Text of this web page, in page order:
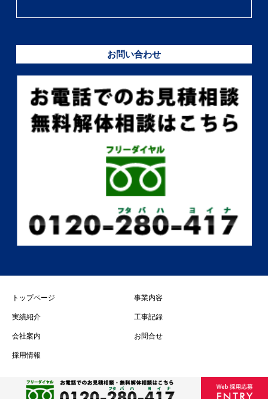
お問い合わせ
トップページ 事業内容
実績紹介 工事記録
会社案内 お問合せ
採用情報
Copyright 2021 FUTABA KOUKEN Co., Ltd. All Rights Reserved.